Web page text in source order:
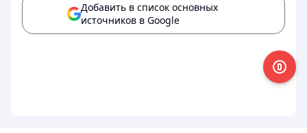
Добавить в список основных
источников в Google